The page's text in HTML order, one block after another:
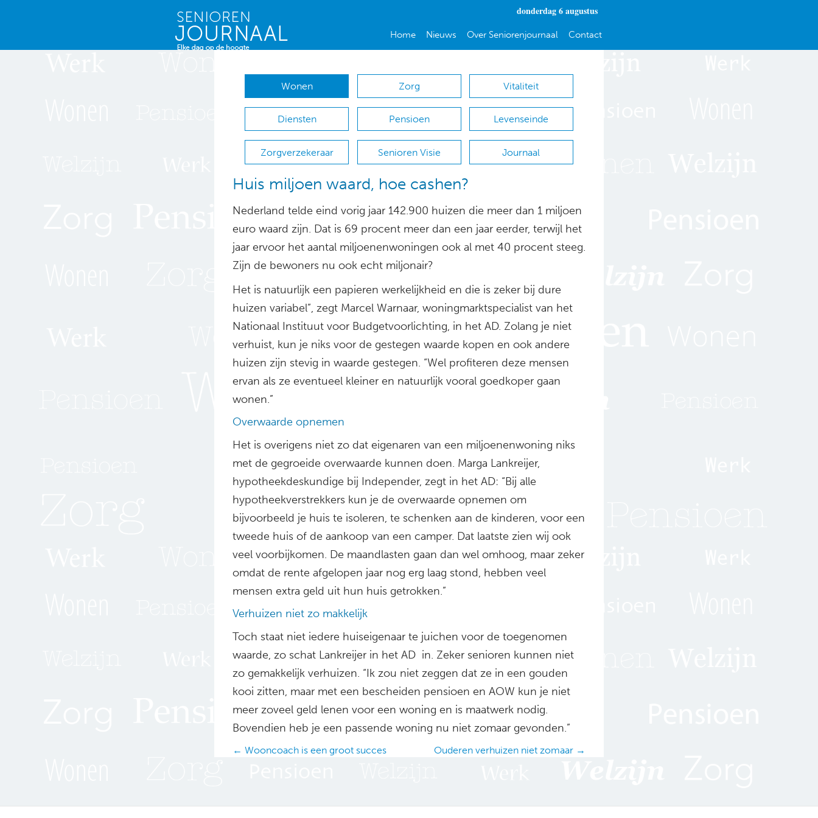
donderdag 6 augustus
Home Nieuws Over Seniorenjournaal Contact
Wonen Zorg Vitaliteit
Diensten Pensioen Levenseinde
Zorgverzekeraar Senioren Visie Journaal
Huis miljoen waard, hoe cashen?
Nederland telde eind vorig jaar 142.900 huizen die meer dan 1 miljoen
euro waard zijn. Dat is 69 procent meer dan een jaar eerder, terwijl het
jaar ervoor het aantal miljoenenwoningen ook al met 40 procent steeg.
Zijn de bewoners nu ook echt miljonair?
Het is natuurlijk een papieren werkelijkheid en die is zeker bij dure
huizen variabel”, zegt Marcel Warnaar, woningmarktspecialist van het
Nationaal Instituut voor Budgetvoorlichting, in het AD. Zolang je niet
verhuist, kun je niks voor de gestegen waarde kopen en ook andere
huizen zijn stevig in waarde gestegen. “Wel profiteren deze mensen
ervan als ze eventueel kleiner en natuurlijk vooral goedkoper gaan
wonen.”
Overwaarde opnemen
Het is overigens niet zo dat eigenaren van een miljoenenwoning niks
met de gegroeide overwaarde kunnen doen. Marga Lankreijer,
hypotheekdeskundige bij Independer, zegt in het AD: “Bij alle
hypotheekverstrekkers kun je de overwaarde opnemen om
bijvoorbeeld je huis te isoleren, te schenken aan de kinderen, voor een
tweede huis of de aankoop van een camper. Dat laatste zien wij ook
veel voorbijkomen. De maandlasten gaan dan wel omhoog, maar zeker
omdat de rente afgelopen jaar nog erg laag stond, hebben veel
mensen extra geld uit hun huis getrokken.”
Verhuizen niet zo makkelijk
Toch staat niet iedere huiseigenaar te juichen voor de toegenomen
waarde, zo schat Lankreijer in het AD in. Zeker senioren kunnen niet
zo gemakkelijk verhuizen. “Ik zou niet zeggen dat ze in een gouden
kooi zitten, maar met een bescheiden pensioen en AOW kun je niet
meer zoveel geld lenen voor een woning en is maatwerk nodig.
Bovendien heb je een passende woning nu niet zomaar gevonden.”
Posts
← Wooncoach is een groot succes Ouderen verhuizen niet zomaar →